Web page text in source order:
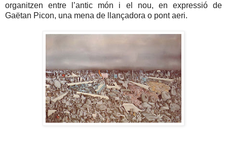
organitzen entre l’antic món i el nou, en expressió de
Gaëtan Picon, una mena de llançadora o pont aeri.